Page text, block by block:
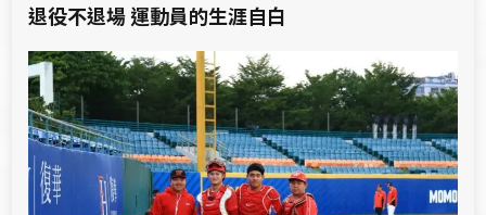
退役不退場 運動員的生涯自白